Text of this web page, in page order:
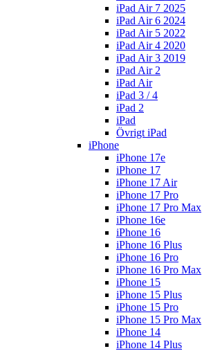
iPad Air 7 2025
iPad Air 6 2024
iPad Air 5 2022
iPad Air 4 2020
iPad Air 3 2019
iPad Air 2
iPad Air
iPad 3 / 4
iPad 2
iPad
Övrigt iPad
iPhone
iPhone 17e
iPhone 17
iPhone 17 Air
iPhone 17 Pro
iPhone 17 Pro Max
iPhone 16e
iPhone 16
iPhone 16 Plus
iPhone 16 Pro
iPhone 16 Pro Max
iPhone 15
iPhone 15 Plus
iPhone 15 Pro
iPhone 15 Pro Max
iPhone 14
iPhone 14 Plus